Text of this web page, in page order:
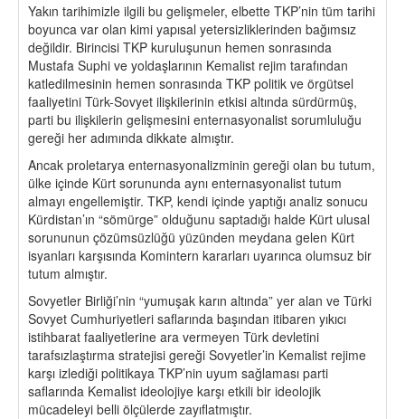
Yakın tarihimizle ilgili bu gelişmeler, elbette TKP’nin tüm tarihi
boyunca var olan kimi yapısal yetersizliklerinden bağımsız
değildir. Birincisi TKP kuruluşunun hemen sonrasında
Mustafa Suphi ve yoldaşlarının Kemalist rejim tarafından
katledilmesinin hemen sonrasında TKP politik ve örgütsel
faaliyetini Türk-Sovyet ilişkilerinin etkisi altında sürdürmüş,
parti bu ilişkilerin gelişmesini enternasyonalist sorumluluğu
gereği her adımında dikkate almıştır.
Ancak proletarya enternasyonalizminin gereği olan bu tutum,
ülke içinde Kürt sorununda aynı enternasyonalist tutum
almayı engellemiştir. TKP, kendi içinde yaptığı analiz sonucu
Kürdistan’ın “sömürge” olduğunu saptadığı halde Kürt ulusal
sorununun çözümsüzlüğü yüzünden meydana gelen Kürt
isyanları karşısında Komintern kararları uyarınca olumsuz bir
tutum almıştır.
Sovyetler Birliği’nin “yumuşak karın altında” yer alan ve Türki
Sovyet Cumhuriyetleri saflarında başından itibaren yıkıcı
istihbarat faaliyetlerine ara vermeyen Türk devletini
tarafsızlaştırma stratejisi gereği Sovyetler’in Kemalist rejime
karşı izlediği politikaya TKP’nin uyum sağlaması parti
saflarında Kemalist ideolojiye karşı etkili bir ideolojik
mücadeleyi belli ölçülerde zayıflatmıştır.